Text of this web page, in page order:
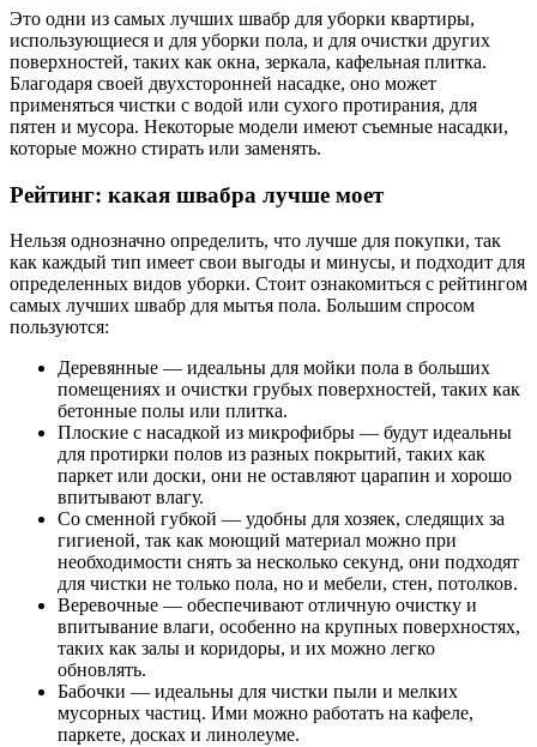
Это одни из самых лучших швабр для уборки квартиры,
использующиеся и для уборки пола, и для очистки других
поверхностей, таких как окна, зеркала, кафельная плитка.
Благодаря своей двухсторонней насадке, оно может
применяться чистки с водой или сухого протирания, для
пятен и мусора. Некоторые модели имеют съемные насадки,
которые можно стирать или заменять.
Рейтинг: какая швабра лучше моет
Нельзя однозначно определить, что лучше для покупки, так
как каждый тип имеет свои выгоды и минусы, и подходит для
определенных видов уборки. Стоит ознакомиться с рейтингом
самых лучших швабр для мытья пола. Большим спросом
пользуются:
Деревянные — идеальны для мойки пола в больших
помещениях и очистки грубых поверхностей, таких как
бетонные полы или плитка.
Плоские с насадкой из микрофибры — будут идеальны
для протирки полов из разных покрытий, таких как
паркет или доски, они не оставляют царапин и хорошо
впитывают влагу.
Со сменной губкой — удобны для хозяек, следящих за
гигиеной, так как моющий материал можно при
необходимости снять за несколько секунд, они подходят
для чистки не только пола, но и мебели, стен, потолков.
Веревочные — обеспечивают отличную очистку и
впитывание влаги, особенно на крупных поверхностях,
таких как залы и коридоры, и их можно легко
обновлять.
Бабочки — идеальны для чистки пыли и мелких
мусорных частиц. Ими можно работать на кафеле,
паркете, досках и линолеуме.